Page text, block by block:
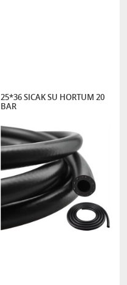
25*36 SICAK SU HORTUM 20
BAR